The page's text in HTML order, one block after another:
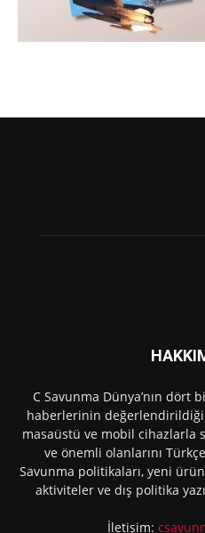
C Savunma Dünya’nın dört
haberlerinin
masaüstü ve mobil cihazlarla
ve önemli olanlarını
Savunma politikaları, yeni
aktiviteler ve dış politika
İletişim: